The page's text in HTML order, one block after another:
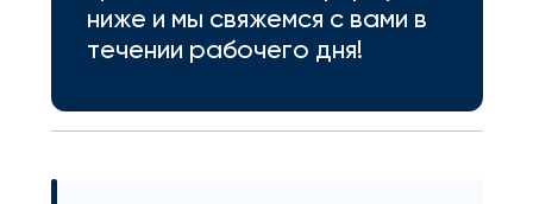
ниже и мы свяжемся с вами в
течении рабочего дня!